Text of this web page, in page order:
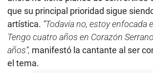
que su principal prioridad sigue
artística. “Todavía no, estoy enfocada
Tengo cuatro años en Corazón
años”, manifestó la cantante al ser
el tema.